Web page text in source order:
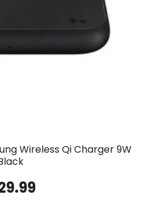
Wireless Qi Charger 9W